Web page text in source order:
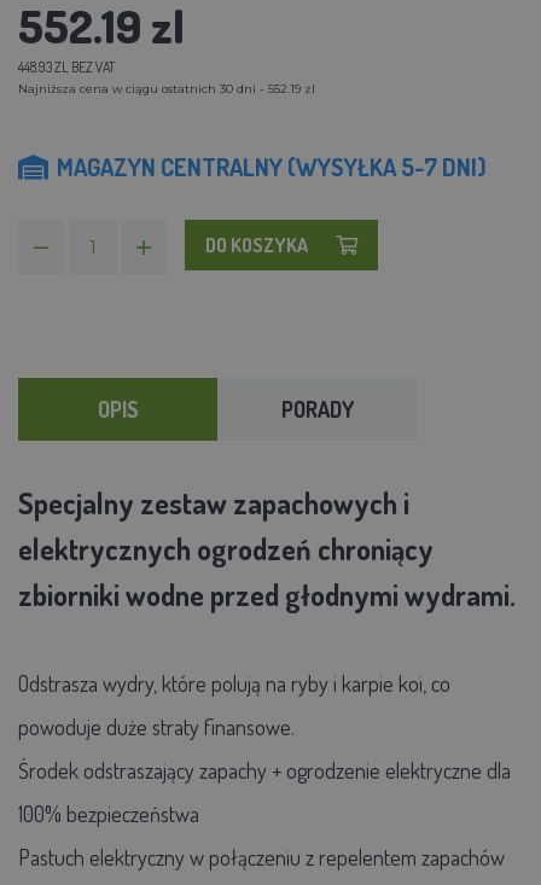
552.19 zl
448.93 ZL BEZ VAT
Najniższa cena w ciągu ostatnich 30 dni - 552.19 zl
MAGAZYN CENTRALNY (WYSYŁKA 5-7 DNI)
DO KOSZYKA
OPIS PORADY
Specjalny zestaw zapachowych i
elektrycznych ogrodzeń chroniący
zbiorniki wodne przed głodnymi wydrami.
Odstrasza wydry, które polują na ryby i karpie koi, co
powoduje duże straty finansowe.
Środek odstraszający zapachy + ogrodzenie elektryczne dla
100% bezpieczeństwa
Pastuch elektryczny w połączeniu z repelentem zapachów